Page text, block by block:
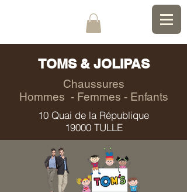
TOMS & JOLIPAS
Chaussures
Hommes - Femmes - Enfants
10 Quai de la République
19000 TULLE